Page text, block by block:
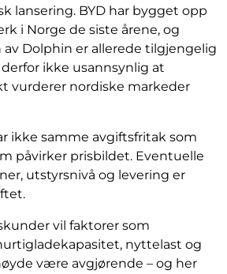
lansering. BYD har bygget opp
i Norge de siste årene, og
Dolphin er allerede tilgjengelig
ikke usannsynlig at
vurderer nordiske markeder
ikke samme avgiftsfritak som
påvirker prisbildet. Eventuelle
utstyrsnivå og levering er
vil faktorer som
nyttelast og
være avgjørende – og her